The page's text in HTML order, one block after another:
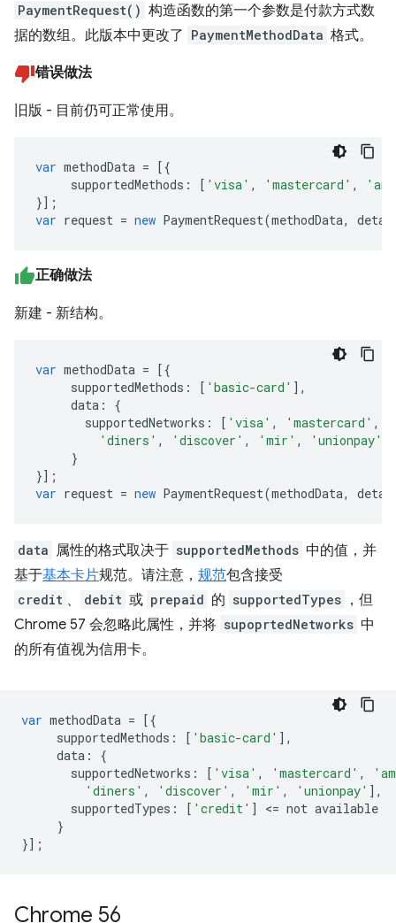
PaymentRequest() 构造函数的第一个参数是付款方式数
据的数组。此版本中更改了 PaymentMethodData 格式。
错误做法
旧版 - 目前仍可正常使用。
var methodData = [{
supportedMethods : [ 'visa' , 'mastercard' ,
}];
var request = new PaymentRequest(methodData,
正确做法
新建 - 新结构。
var methodData = [{
supportedMethods : [ 'basic-card' ],
data :
{
supportedNetworks : [ 'visa' , 'mastercard' ,
'diners' , 'discover' , 'mir' , 'unionpay'
}
}];
var request = new PaymentRequest(methodData,
data 属性的格式取决于 supportedMethods 中的值，并
基于基本卡片规范。请注意， 规范包含接受
credit 、 debit 或 prepaid 的 supportedTypes ，但
Chrome 57 会忽略此属性，并将 supoprtedNetworks 中
的所有值视为信用卡。
var methodData = [{
supportedMethods : [ 'basic-card' ],
data :
{
supportedNetworks : [ 'visa' , 'mastercard' ,
'diners' , 'discover' , 'mir' , 'unionpay' ],
supportedTypes : [ 'credit' ] <= not available
}
}];
Chrome 56